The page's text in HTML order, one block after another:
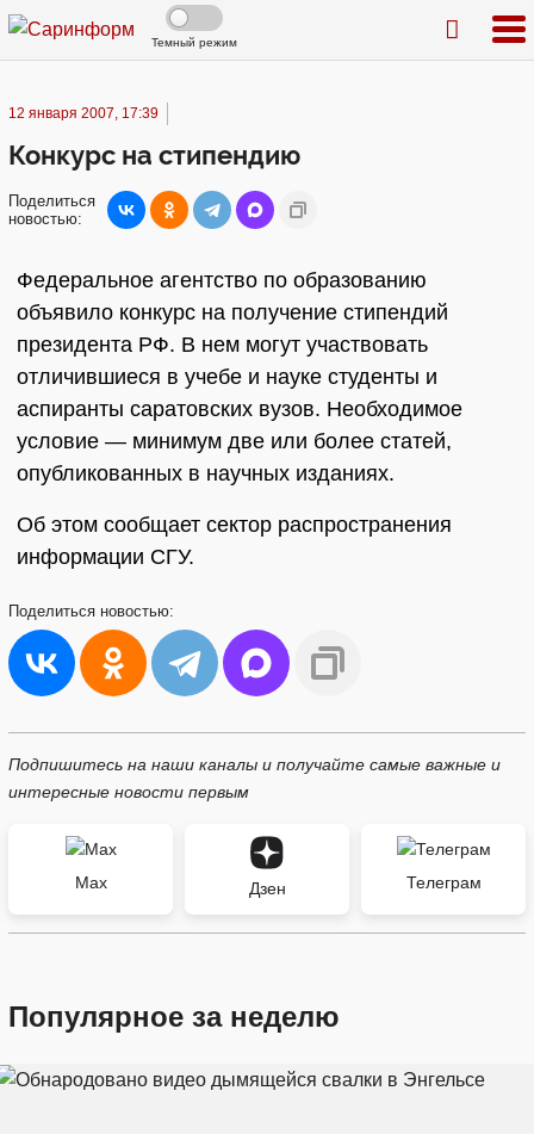
Темный режим
12 января 2007, 17:39
Конкурс на стипендию
Поделиться
новостью:
Федеральное агентство по образованию
объявило конкурс на получение стипендий
президента РФ. В нем могут участвовать
отличившиеся в учебе и науке студенты и
аспиранты саратовских вузов. Необходимое
условие — минимум две или более статей,
опубликованных в научных изданиях.
Об этом сообщает сектор распространения
информации СГУ.
Поделиться новостью:
Подпишитесь на наши каналы и получайте самые важные и
интересные новости первым
Max Дзен Телеграм
Популярное за неделю